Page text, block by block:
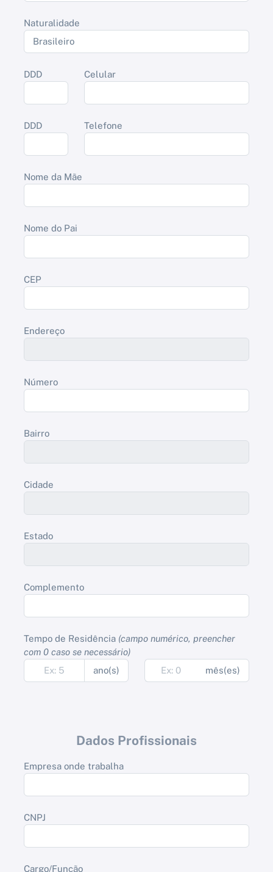
Naturalidade
DDD Celular
DDD Telefone
Nome da Mãe
Nome do Pai
CEP
Endereço
Número
Bairro
Cidade
Estado
Complemento
Tempo de Residência (campo numérico, preencher
com 0 caso se necessário)
ano(s)
mês(es)
Dados Profissionais
Empresa onde trabalha
CNPJ
Cargo/Função